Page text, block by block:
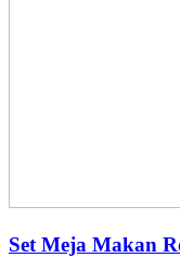
Set Meja Makan